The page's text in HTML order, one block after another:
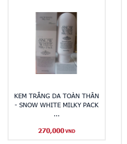
KEM TRẮNG DA TOÀN THÂN
- SNOW WHITE MILKY PACK
...
270,000 VND